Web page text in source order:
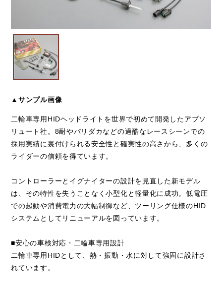
▲サンプル画像
二輪車専用HIDヘッドライトを世界で初めて開発したアブソ
リュート社。8耐やパリダカなどの過酷なレースシーンでの
採用実績に裏付けられる安全性と確実性の高さから、多くの
ライダーの信頼を得ています。
コントローラーとイグナイターの設計を見直した新モデル
は、その特性を失うことなく小型化と軽量化に成功。低電圧
での起動や消費電力の大幅制御など、ツーリング仕様のHID
システムとしてリニューアルを図っています。
■安心の車検対応・二輪車専用設計
二輪車専用HIDとして、熱・振動・水に対して強固に設計さ
れています。